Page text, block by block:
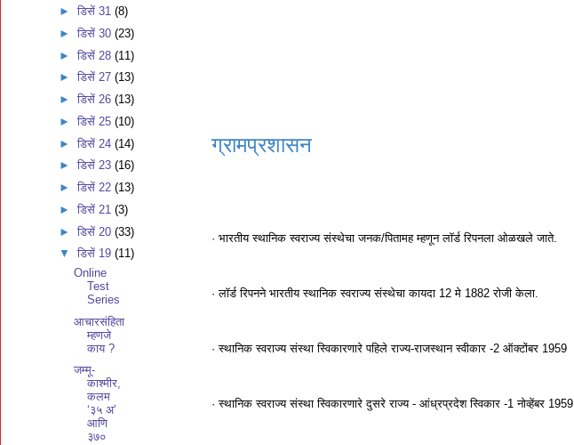
ग्रामप्रशासन
· भारतीय स्थानिक स्वराज्य संस्थेचा जनक/पितामह म्हणून लॉर्ड रिपनला ओळखले जाते.
· लॉर्ड रिपनने भारतीय स्थानिक स्वराज्य संस्थेचा कायदा 12 मे 1882 रोजी केला.
· स्थानिक स्वराज्य संस्था स्विकारणारे पहिले राज्य-राजस्थान स्वीकार -2 ऑक्टोंबर 1959
· स्थानिक स्वराज्य संस्था स्विकारणारे दुसरे राज्य - आंध्रप्रदेश स्विकार -1 नोव्हेंबर 1959
►डिसें 31(8)
►डिसें 30(23)
►डिसें 28(11)
►डिसें 27(13)
►डिसें 26(13)
►डिसें 25(10)
►डिसें 24(14)
►डिसें 23(16)
►डिसें 22(13)
►डिसें 21(3)
►डिसें 20(33)
▼डिसें 19(11)
Online
Test
Series
आचारसंहिता
म्हणजे
काय ?
जम्मू-
काश्मीर,
कलम
‘३५ अ’
आणि
३७०